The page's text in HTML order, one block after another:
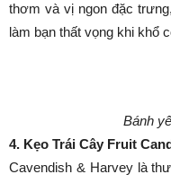
thơm và vị ngon đặc
làm bạn thất vọng khi khổ
Bánh
4. Kẹo Trái Cây Fruit
Cavendish & Harvey là